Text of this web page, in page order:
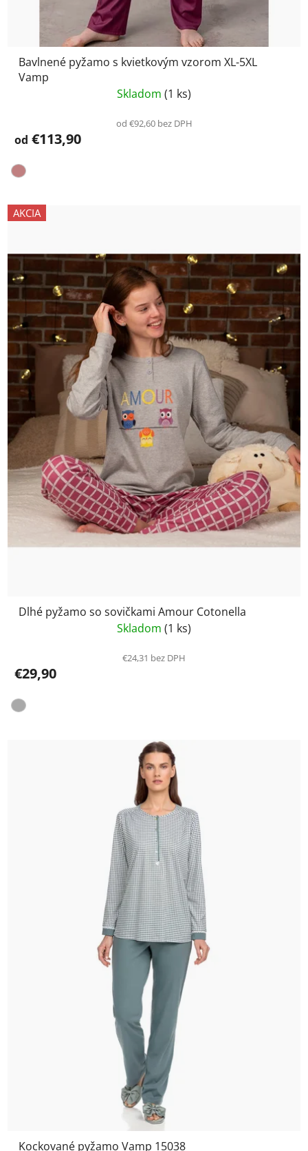
Bavlnené pyžamo s kvietkovým vzorom XL-5XL
Vamp
Skladom (1 ks)
od €92,60 bez DPH
od €113,90
AKCIA
Dlhé pyžamo so sovičkami Amour Cotonella
Skladom (1 ks)
€24,31 bez DPH
€29,90
Kockované pyžamo Vamp 15038